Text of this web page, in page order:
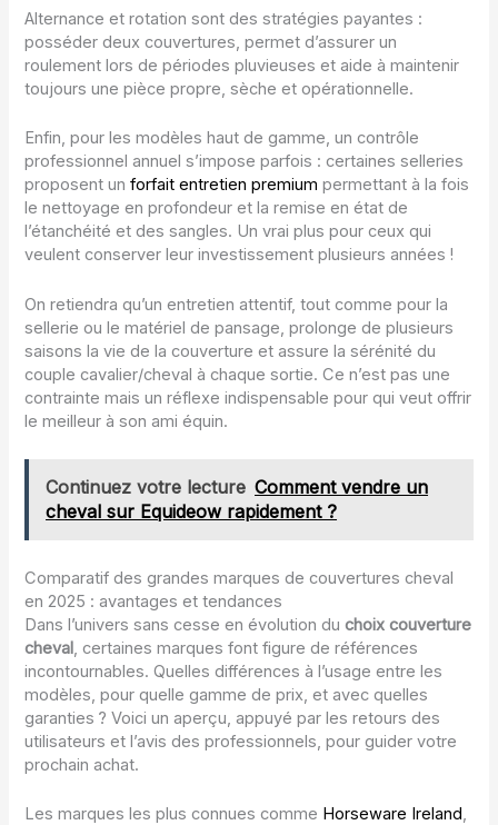
Alternance et rotation sont des stratégies payantes :
posséder deux couvertures, permet d’assurer un
roulement lors de périodes pluvieuses et aide à maintenir
toujours une pièce propre, sèche et opérationnelle.
Enfin, pour les modèles haut de gamme, un contrôle
professionnel annuel s’impose parfois : certaines selleries
proposent unforfait entretien premium permettant à la fois
le nettoyage en profondeur et la remise en état de
l’étanchéité et des sangles. Un vrai plus pour ceux qui
veulent conserver leur investissement plusieurs années !
On retiendra qu’un entretien attentif, tout comme pour la
sellerie ou le matériel de pansage, prolonge de plusieurs
saisons la vie de la couverture et assure la sérénité du
couple cavalier/cheval à chaque sortie. Ce n’est pas une
contrainte mais un réflexe indispensable pour qui veut offrir
le meilleur à son ami équin.
Continuez votre lecture Comment vendre un
cheval sur Equideow rapidement ?
Comparatif des grandes marques de couvertures cheval
en 2025 : avantages et tendances
Dans l’univers sans cesse en évolution duchoix couverture
cheval, certaines marques font figure de références
incontournables. Quelles différences à l’usage entre les
modèles, pour quelle gamme de prix, et avec quelles
garanties ? Voici un aperçu, appuyé par les retours des
utilisateurs et l’avis des professionnels, pour guider votre
prochain achat.
Les marques les plus connues comme Horseware Ireland,